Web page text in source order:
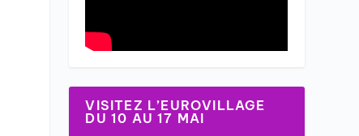
VISITEZ L’EUROVILLAGE
DU 10 AU 17 MAI